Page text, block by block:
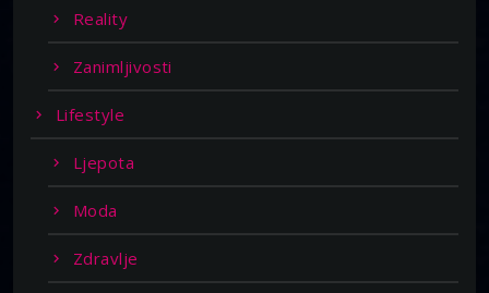
Reality
Zanimljivosti
Lifestyle
Ljepota
Moda
Zdravlje